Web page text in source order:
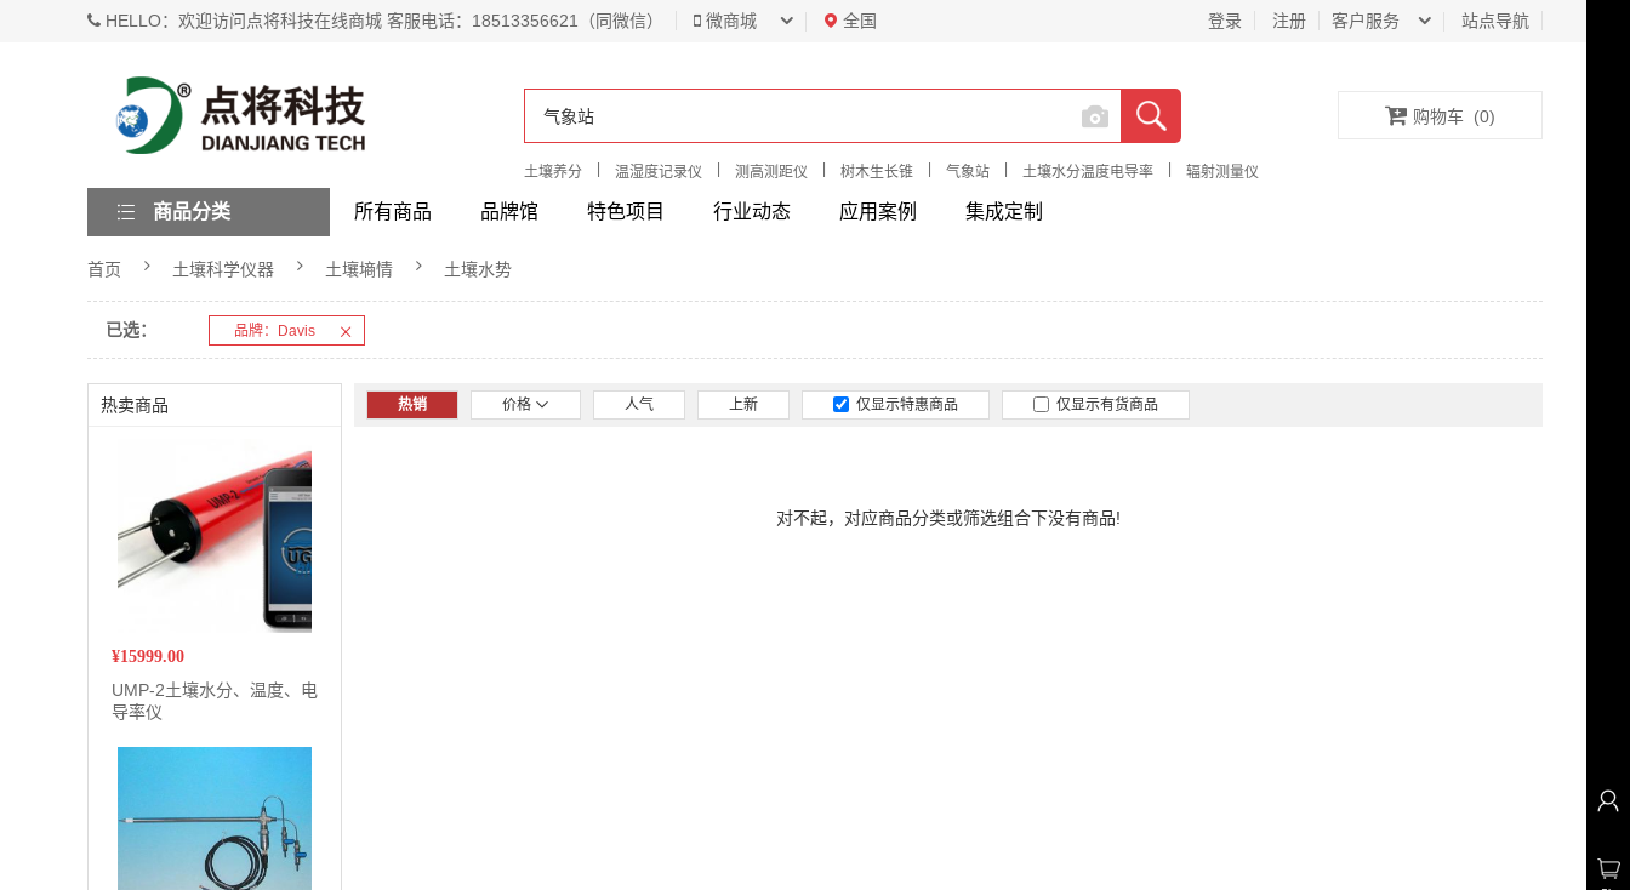
HELLO：欢迎访问点将科技在线商城 客服电话：18513356621（同微信） 微商城 全国 客户服务 站点导航
登录 注册
土壤养分 温湿度记录仪 测高测距仪 树木生长锥 气象站 土壤水分温度电导率 辐射测量仪
购物车 (0)
所有商品 品牌馆 特色项目 行业动态 应用案例 集成定制
商品分类
首页 土壤科学仪器 土壤墒情 土壤水势
已选： 品牌：Davis
热卖商品
¥15999.00
UMP-2土壤水分、温度、电
导率仪
热销 价格 人气 上新 仅显示特惠商品 仅显示有货商品
对不起，对应商品分类或筛选组合下没有商品!